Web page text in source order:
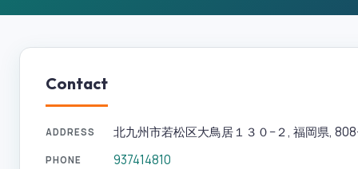
Contact
ADDRESS 北九州市若松区大鳥居１３０−２, 福岡県,
PHONE 937414810